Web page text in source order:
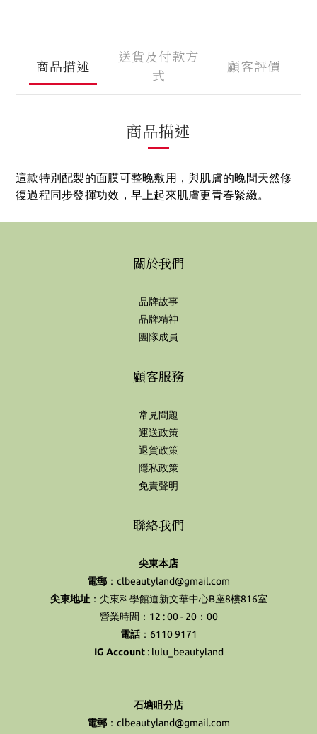
商品描述
送貨及付款方
式
顧客評價
商品描述
這款特別配製的面膜可整晚敷用，與肌膚的晚間天然修
復過程同步發揮功效，早上起來肌膚更青春緊緻。
關於我們
品牌故事
品牌精神
團隊成員
顧客服務
常見問題
運送政策
退貨政策
隱私政策
免責聲明
聯絡我們
尖東本店
電郵 ：clbeautyland@gmail.com
尖東地址：尖東科學館道新文華中心B座8樓816室
營業時間：12 : 00 - 20：00
電話：6110 9171
IG Account: lulu_beautyland
石塘咀分店
電郵 ：clbeautyland@gmail.com